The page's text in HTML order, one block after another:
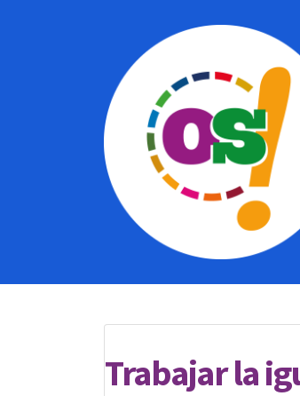
Trabajar la